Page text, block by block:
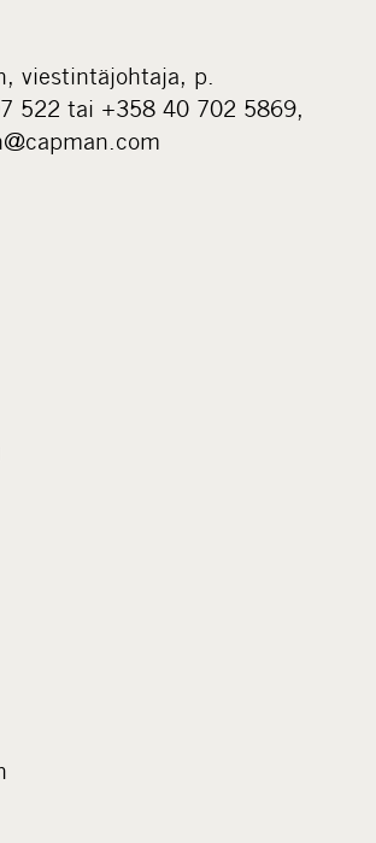
viestintäjohtaja, p.
522 tai +358 40 702 5869,